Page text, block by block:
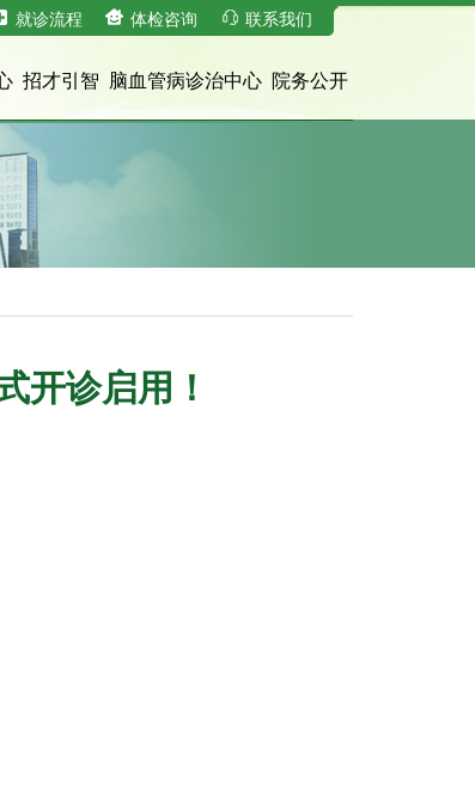
就诊流程 体检咨询 联系我们
招才引智 脑血管病诊治中心 院务公开
开诊启用！